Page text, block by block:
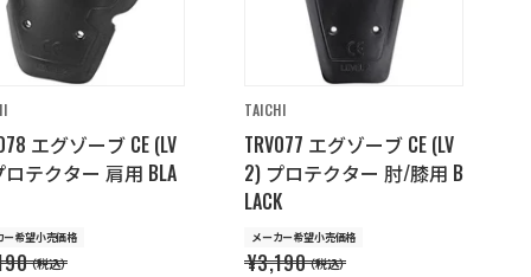
エグゾーブ CE (LV
テクター 肩用 BLA
ー希望小売価格
（税込）
TAICHI
TRV077 エグゾーブ CE (LV
2) プロテクター 肘/膝用 B
LACK
メーカー希望小売価格
¥3,190（税込）